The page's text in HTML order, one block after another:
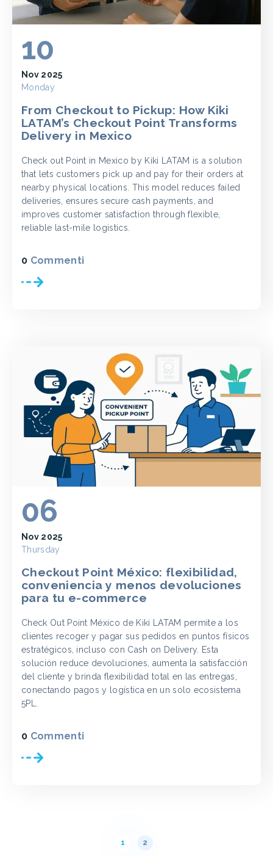
10
Nov 2025
Monday
From Checkout to Pickup: How Kiki
LATAM’s Checkout Point Transforms
Delivery in Mexico
Check out Point in Mexico by Kiki LATAM is a solution
that lets customers pick up and pay for their orders at
nearby physical locations. This model reduces failed
deliveries, ensures secure cash payments, and
improves customer satisfaction through flexible,
reliable last-mile logistics.
0 Commenti
06
Nov 2025
Thursday
Checkout Point México: flexibilidad,
conveniencia y menos devoluciones
para tu e-commerce
Check Out Point México de Kiki LATAM permite a los
clientes recoger y pagar sus pedidos en puntos físicos
estratégicos, incluso con Cash on Delivery. Esta
solución reduce devoluciones, aumenta la satisfacción
del cliente y brinda flexibilidad total en las entregas,
conectando pagos y logística en un solo ecosistema
5PL.
0 Commenti
1 2